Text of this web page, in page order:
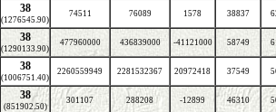
38
(1276545.90)
74511 76089 1578 38837
38
(1290133.90)
477960000 436839000 -41121000 58749
38
(1006751.40)
2260559949 2281532367 20972418 37549
38
(851902.50)
301107 288208 -12899 46310